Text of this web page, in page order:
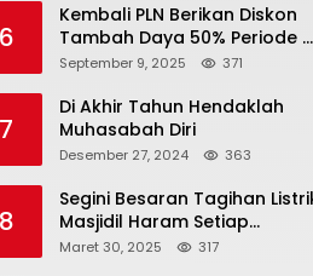
6
Kembali PLN Berikan Diskon
Tambah Daya 50% Periode 4-
17 September, Cek
September 9, 2025 371
7
Di Akhir Tahun Hendaklah
Muhasabah Diri
Desember 27, 2024 363
8
Segini Besaran Tagihan
Masjidil Haram Setiap
Bulannya
Maret 30, 2025 317